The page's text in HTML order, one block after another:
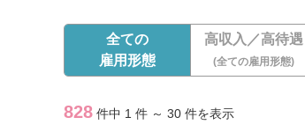
全ての
雇用形態
高収入／高待遇
(全ての雇用形態)
828 件中 1 件 ～ 30 件を表示